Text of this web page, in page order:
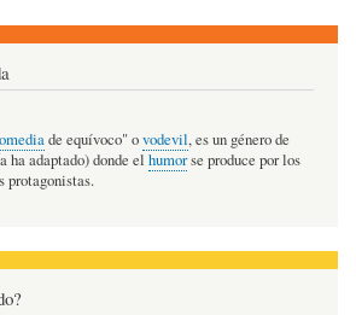
de equívoco" ovodevil, es un género de
ha adaptado) donde el humorse produce por los
protagonistas.